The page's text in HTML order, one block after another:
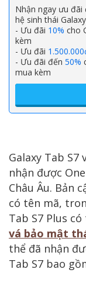
Nhận ngay ưu đãi
hệ sinh thái
- Ưu đãi 10% cho
kèm
- Ưu đãi
- Ưu đãi đến 50%
mua kèm
Galaxy Tab S7
nhận được
Châu Âu. Bản
có tên mã,
Tab S7 Plus
vá bảo mật
thể đã nhận
Tab S7 bao